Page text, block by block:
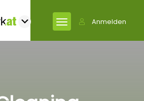
Anmelden